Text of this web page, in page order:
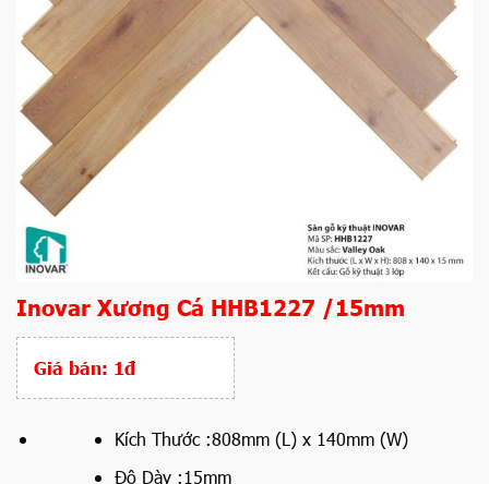
Inovar Xương Cá HHB1227 /15mm
Giá bán: 1đ
Kích Thước :808mm (L) x 140mm (W)
Độ Dày :15mm